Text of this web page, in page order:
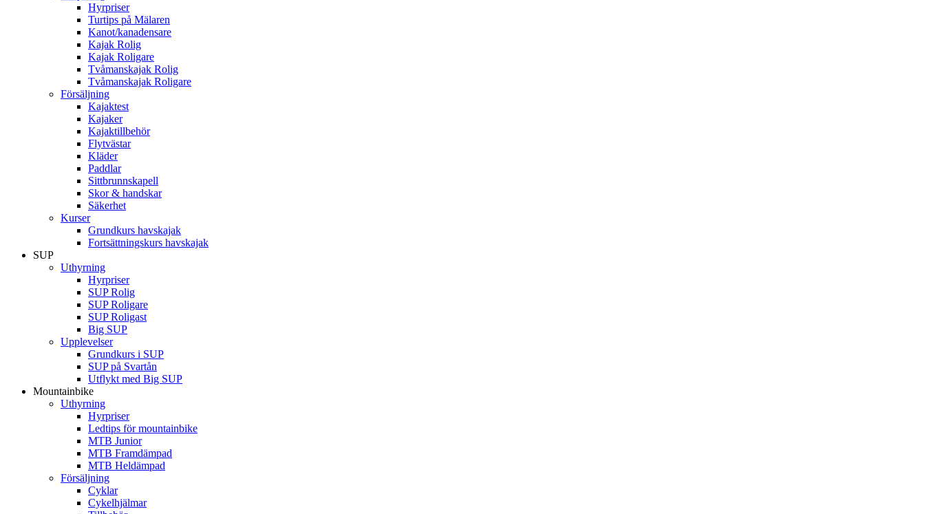
Hyrpriser
Turtips på Mälaren
Kanot/kanadensare
Kajak Rolig
Kajak Roligare
Tvåmanskajak Rolig
Tvåmanskajak Roligare
Försäljning
Kajaktest
Kajaker
Kajaktillbehör
Flytvästar
Kläder
Paddlar
Sittbrunnskapell
Skor & handskar
Säkerhet
Kurser
Grundkurs havskajak
Fortsättningskurs havskajak
SUP
Uthyrning
Hyrpriser
SUP Rolig
SUP Roligare
SUP Roligast
Big SUP
Upplevelser
Grundkurs i SUP
SUP på Svartån
Utflykt med Big SUP
Mountainbike
Uthyrning
Hyrpriser
Ledtips för mountainbike
MTB Junior
MTB Framdämpad
MTB Heldämpad
Försäljning
Cyklar
Cykelhjälmar